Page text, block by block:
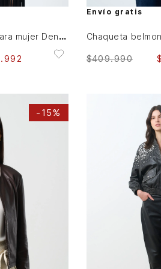
Chaqueta de cuero para mujer Denver
.992
Envío gratis
$409.990 $
- 15%